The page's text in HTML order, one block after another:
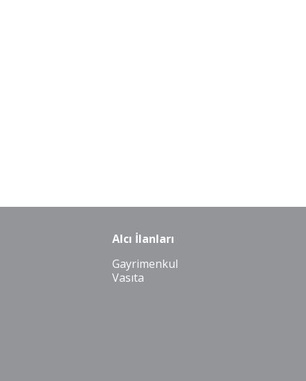
Alcı İlanları
Gayrimenkul
Vasıta